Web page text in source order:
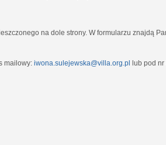
na dole strony. W formularzu znajdą
mailowy: iwona.sulejewska@villa.org.pl lub pod nr